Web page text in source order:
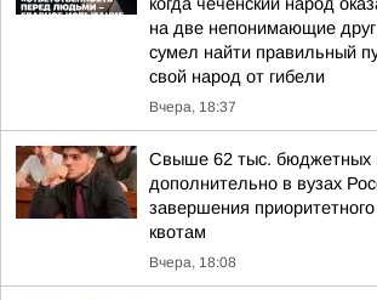
на две непонимающие друг
сумел найти правильный
свой народ от гибели
Вчера, 18:37
Свыше 62 тыс. бюджетных
дополнительно в вузах
завершения
квотам
Вчера, 18:08